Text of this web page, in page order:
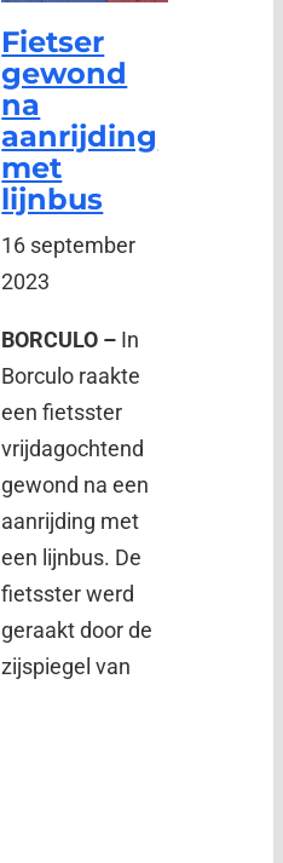
Fietser
gewond
na
aanrijding
met
lijnbus
16 september
2023
BORCULO – In
Borculo raakte
een fietsster
vrijdagochtend
gewond na een
aanrijding met
een lijnbus. De
fietsster werd
geraakt door de
zijspiegel van